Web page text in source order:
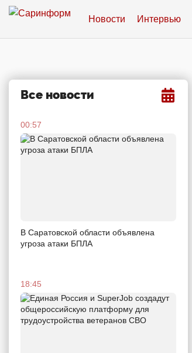
Новости Интервью
Все новости
00:57
В Саратовской области объявлена
угроза атаки БПЛА
18:45